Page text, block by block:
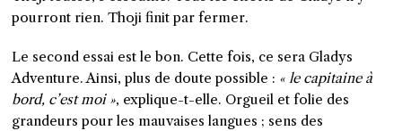
pourront rien. Thoji finit par fermer.
Le second essai est le bon. Cette fois, ce sera Gladys
Adventure. Ainsi, plus de doute possible : « le capitaine à
bord, c’est moi », explique-t-elle. Orgueil et folie des
grandeurs pour les mauvaises langues ; sens des